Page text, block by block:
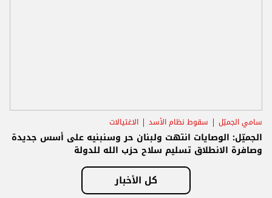
سامي الجميّل سقوط نظام الأسد الاغتيالات
الجميّل: الوصايات انتهت ولبنان حر وسنبنيه على أسس جديدة
وصافرة الانطلاق تسليم سلاح حزب الله للدولة
كل الأخبار